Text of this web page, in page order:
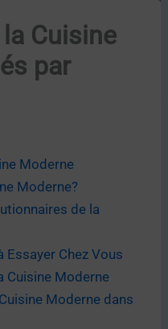
Cuisine
par
Moderne
Moderne?
de la
Essayer Chez Vous
Cuisine Moderne
Moderne dans